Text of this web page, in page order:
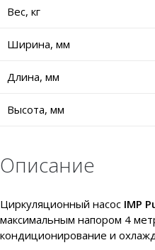
Вес, кг
Ширина, мм
Длина, мм
Высота, мм
Описание
Циркуляционный насос IMP
максимальным напором 4
кондиционирование и